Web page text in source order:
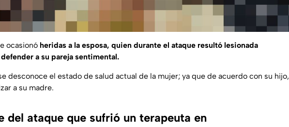
ocasionó heridas a la esposa, quien durante el ataque resultó lesionada
a su pareja sentimental.
desconoce el estado de salud actual de la mujer; ya que de acuerdo con su hijo,
a su madre.
del ataque que sufrió un terapeuta en